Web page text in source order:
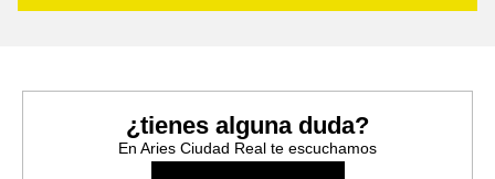
¿tienes alguna duda?
En Aries Ciudad Real te escuchamos